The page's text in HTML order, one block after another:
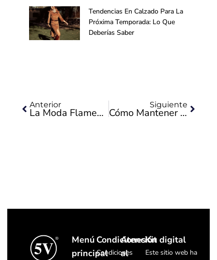
Tendencias En Calzado Para La
Próxima Temporada: Lo Que
Deberías Saber
Anterior
La Moda Flamenca Como Embajadora De La Marca España
Siguiente
Cómo Mantener En Óptimas Condiciones Tus Botas De Equitación
Menú
principal
Condiciones
Condiciones
Atención
al
Kit digital
Este sitio web ha